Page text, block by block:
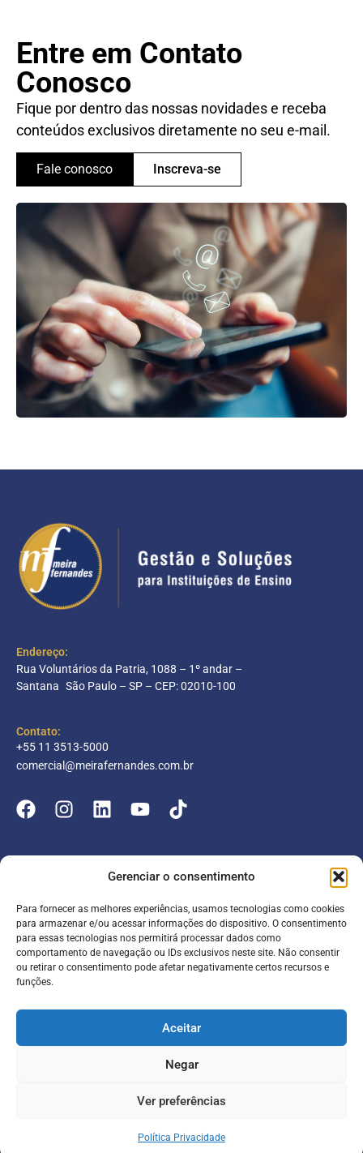
Gerenciar o consentimento
Para fornecer as melhores experiências, usamos tecnologias como cookies
para armazenar e/ou acessar informações do dispositivo. O consentimento
para essas tecnologias nos permitirá processar dados como
comportamento de navegação ou IDs exclusivos neste site. Não consentir
ou retirar o consentimento pode afetar negativamente certos recursos e
funções.
Aceitar
Negar
Ver preferências
Política Privacidade
Entre em Contato
Conosco
Fique por dentro das nossas novidades e receba
conteúdos exclusivos diretamente no seu e-mail.
Fale conosco Inscreva-se
Endereço:
Rua Voluntários da Patria, 1088 – 1º andar –
Santana São Paulo – SP – CEP: 02010-100
Contato:
+55 11 3513-5000
comercial@meirafernandes.com.br
Parceiros
Blog
Contato
Portal do Colaborador
Entrar
Serviços
Meira online
Contabilidade para escolas
©2026 Todos os direitos reservados.
Termos de serviço